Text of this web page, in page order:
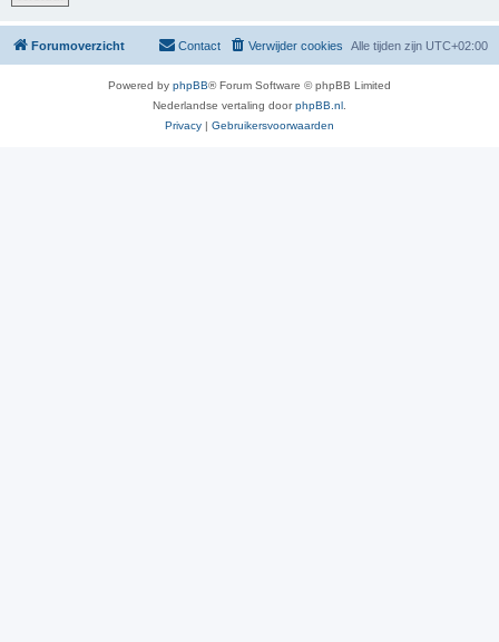
Forumoverzicht Alle tijden zijn UTC+02:00
Verwijder cookies
Contact
Powered by phpBB® Forum Software © phpBB Limited
Nederlandse vertaling doorphpBB.nl
Privacy | Gebruikersvoorwaarden